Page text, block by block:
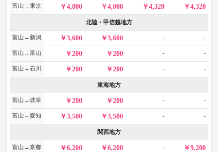
富山→東京 4,800 4,000 4,320 4,320
北陸・甲信越地方
富山→新潟 3,600 3,600 - -
富山→富山 200 200 - -
富山→石川 200 200 - -
東海地方
富山→岐阜 200 200 - -
富山→愛知 3,500 3,500 - -
関西地方
富山→京都 6,200 6,200 - 9,200